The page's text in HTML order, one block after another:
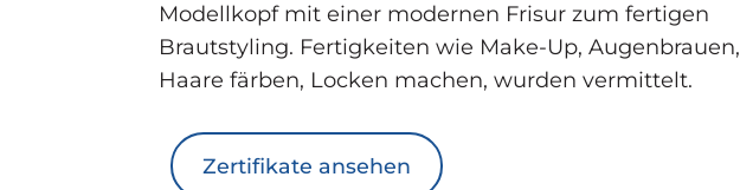
Modellkopf mit einer modernen Frisur zum fertigen
Brautstyling. Fertigkeiten wie Make-Up, Augenbrauen,
Haare färben, Locken machen, wurden vermittelt.
Zertifikate ansehen